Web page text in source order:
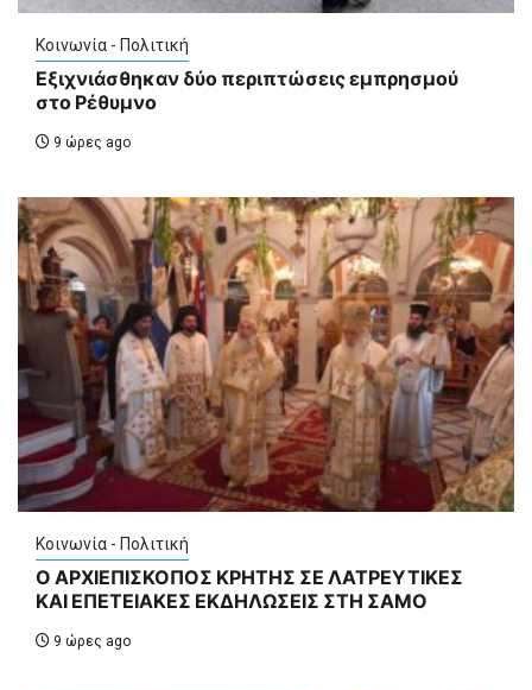
Κοινωνία - Πολιτική
Εξιχνιάσθηκαν δύο περιπτώσεις εμπρησμού
στο Ρέθυμνο
9 ώρες ago
Κοινωνία - Πολιτική
Ο ΑΡΧΙΕΠΙΣΚΟΠΟΣ ΚΡΗΤΗΣ ΣΕ ΛΑΤΡΕΥΤΙΚΕΣ
ΚΑΙ ΕΠΕΤΕΙΑΚΕΣ ΕΚΔΗΛΩΣΕΙΣ ΣΤΗ ΣΑΜΟ
9 ώρες ago